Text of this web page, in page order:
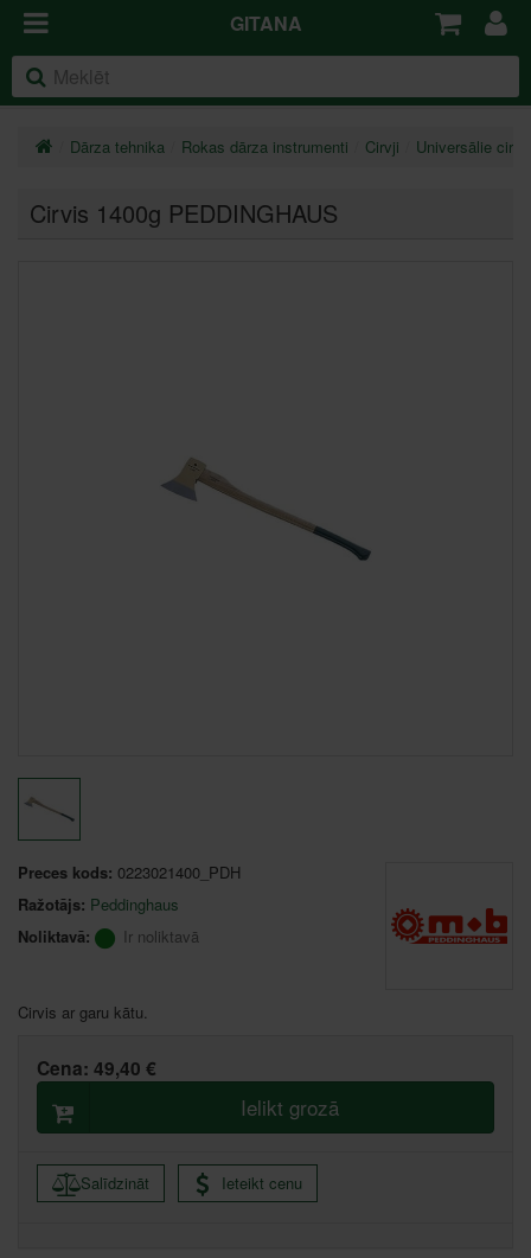
GITANA
Dārza tehnika Rokas dārza instrumenti Cirvji Universālie cirvji
Cirvis 1400g PEDDINGHAUS
Preces kods: 0223021400_PDH
Ražotājs: Peddinghaus
Noliktavā:
Ir noliktavā
Cirvis ar garu kātu.
Cena: 49,40 €
Ielikt grozā
Salīdzināt Ieteikt cenu